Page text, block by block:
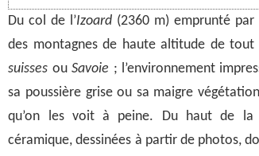
Du col de l’Izoard (2360 m) emprunté par
des montagnes de haute altitude de
suisses ouSavoie ; l’environnement
sa poussière grise ou sa maigre
qu’on les voit à peine. Du haut de la
céramique, dessinées à partir de photos,